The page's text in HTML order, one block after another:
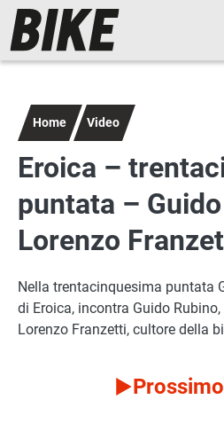
Salta al contenuto principale
Navigazione principale
Home Video
Eroica –
puntata –
Lorenzo
Nella trentacinquesima puntata
di Eroica, incontra Guido
Lorenzo Franzetti, cultore della